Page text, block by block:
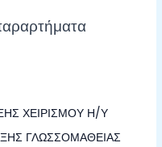
ΧΕΙΡΙΣΜΟΥ Η/Υ
ΓΛΩΣΣΟΜΑΘΕΙΑΣ